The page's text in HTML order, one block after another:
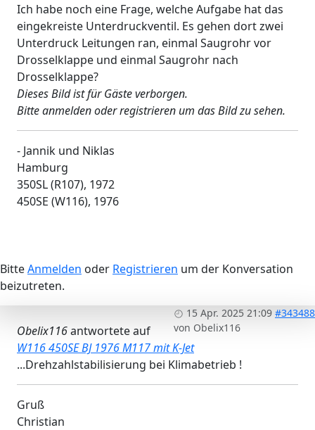
Ich habe noch eine Frage, welche Aufgabe hat das
eingekreiste Unterdruckventil. Es gehen dort zwei
Unterdruck Leitungen ran, einmal Saugrohr vor
Drosselklappe und einmal Saugrohr nach
Drosselklappe?
Dieses Bild ist für Gäste verborgen.
Bitte anmelden oder registrieren um das Bild zu sehen.
- Jannik und Niklas
Hamburg
350SL (R107), 1972
450SE (W116), 1976
BitteAnmelden oder Registrieren um der Konversation
beizutreten.
15 Apr. 2025 21:09 #343488
von Obelix116
Obelix116antwortete auf
W116 450SE BJ 1976 M117 mit K-Jet
...Drehzahlstabilisierung bei Klimabetrieb !
Gruß
Christian